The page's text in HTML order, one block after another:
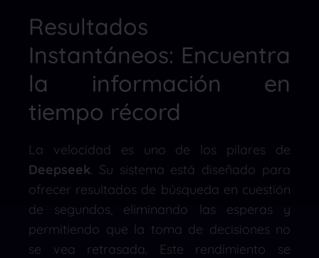
Resultados
Instantáneos: Encuentra
la información en
tiempo récord
La velocidad es uno de los pilares de
Deepseek. Su sistema está diseñado para
ofrecer resultados de búsqueda en cuestión
de segundos, eliminando las esperas y
permitiendo que la toma de decisiones no
se vea retrasada. Este rendimiento se